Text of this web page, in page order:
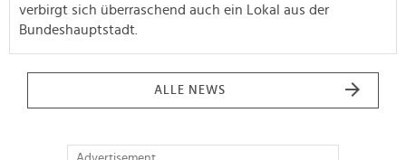
verbirgt sich überraschend auch ein Lokal aus der
Bundeshauptstadt.
ALLE NEWS